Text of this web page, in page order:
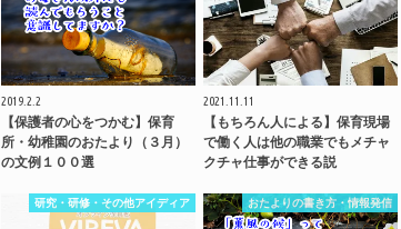
2019.2.2
【保護者の心をつかむ】保育
所・幼稚園のおたより（３月）
の文例１００選
2021.11.11
【もちろん人による】保育現場
で働く人は他の職業でもメチャ
クチャ仕事ができる説
研究・研修・その他アイディア おたよりの書き方・情報発信